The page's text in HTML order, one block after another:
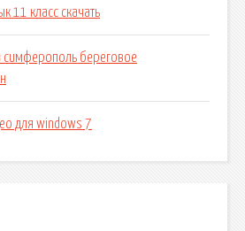
11 класс скачать
симферополь береговое
для windows 7